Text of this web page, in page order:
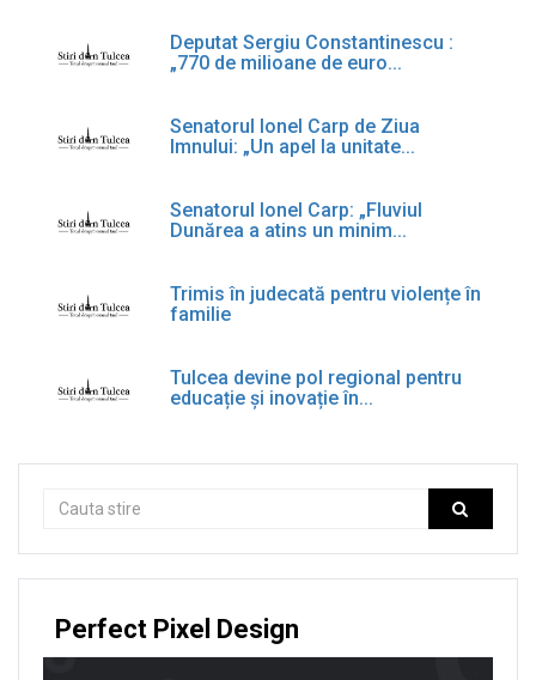
Deputat Sergiu Constantinescu :
„770 de milioane de euro...
Senatorul Ionel Carp de Ziua
Imnului: „Un apel la unitate...
Senatorul Ionel Carp: „Fluviul
Dunărea a atins un minim...
Trimis în judecată pentru violențe în
familie
Tulcea devine pol regional pentru
educație și inovație în...
Perfect Pixel Design